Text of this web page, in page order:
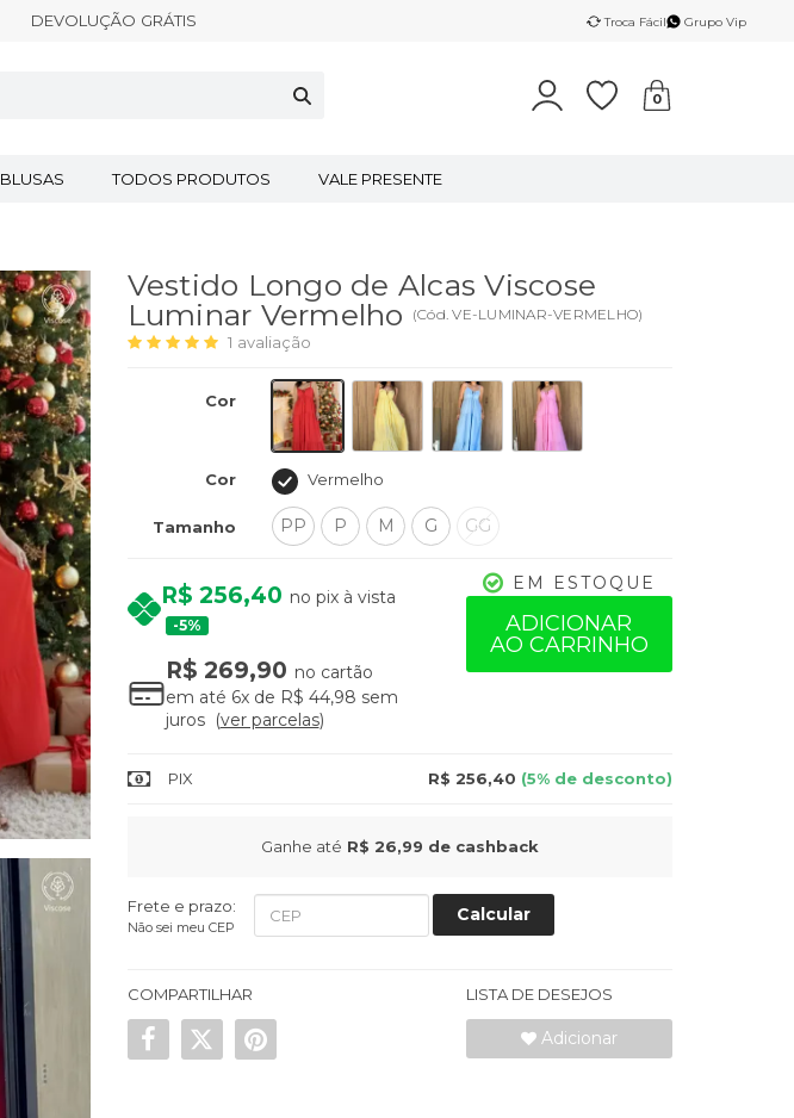
DEVOLUÇÃO GRÁTIS Troca Fácil Grupo Vip
0
BLUSAS TODOS PRODUTOS VALE PRESENTE
Vestido Longo de Alcas Viscose
Luminar Vermelho
(Cód.VE-LUMINAR-VERMELHO)
1 avaliação
Cor
Cor Vermelho
Tamanho PP P M G GG
R$ 256,40 no pix à vista
5%
R$ 269,90 no cartão
em até 6xde R$ 44,98 sem
juros
ver parcelas
EM ESTOQUE
ADICIONAR
AO CARRINHO
PIX R$ 256,40 (5% de desconto)
Ganhe até R$ 26,99 de cashback
Frete e prazo:
Não sei meu CEP
Calcular
COMPARTILHAR LISTA DE DESEJOS
Adicionar